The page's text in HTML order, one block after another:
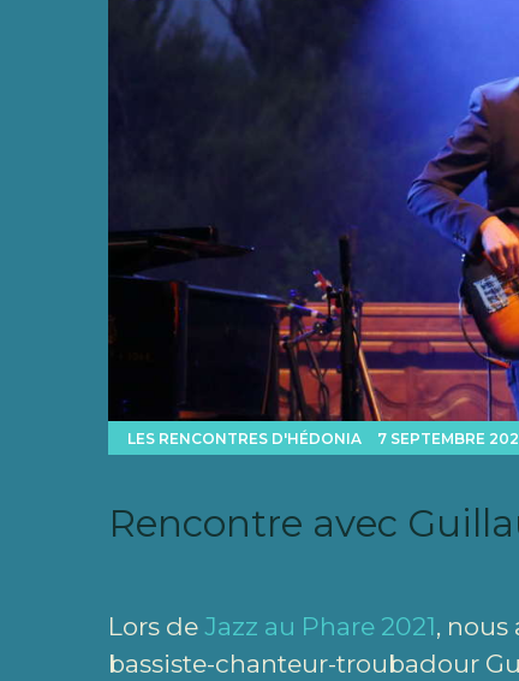
LES RENCONTRES D'HÉDONIA 7 SEPTEMBRE
Rencontre avec
Lors de Jazz au Phare 2021, nous
bassiste-chanteur-troubadour